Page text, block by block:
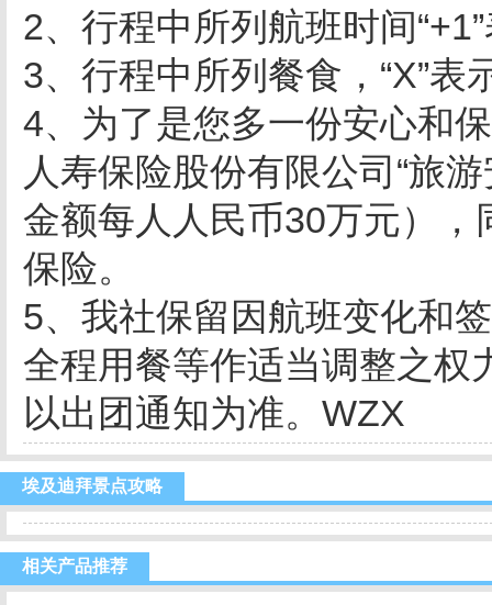
2、行程中所列航班时间
3、行程中所列餐食，“X”
4、为了是您多一份安心和
人寿保险股份有限公司“旅
金额每人人民币30万元）
保险。
5、我社保留因航班变化和
全程用餐等作适当调整之权
以出团通知为准。WZX
埃及迪拜景点攻略
相关产品推荐